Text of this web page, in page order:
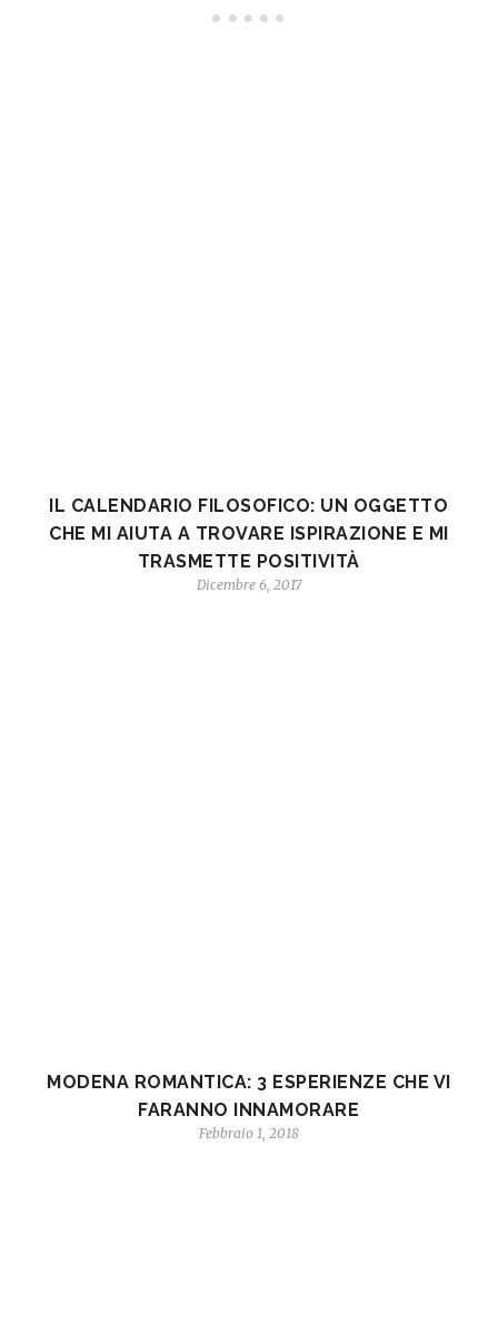
IL CALENDARIO FILOSOFICO: UN OGGETTO
CHE MI AIUTA A TROVARE ISPIRAZIONE E MI
TRASMETTE POSITIVITÀ
Dicembre 6, 2017
MODENA ROMANTICA: 3 ESPERIENZE CHE VI
FARANNO INNAMORARE
Febbraio 1, 2018